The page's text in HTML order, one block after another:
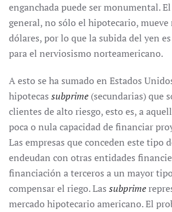
enganchada puede ser monumental. El
general, no sólo el hipotecario,
dólares, por lo que la subida del yen
para el nerviosismo norteamericano.
A esto se ha sumado en Estados
hipotecas subprime (secundarias) que
clientes de alto riesgo, esto es, a
poca o nula capacidad de financiar
Las empresas que conceden este tipo
endeudan con otras entidades
financiación a terceros a un mayor
compensar el riego. Las subprime
mercado hipotecario americano. El